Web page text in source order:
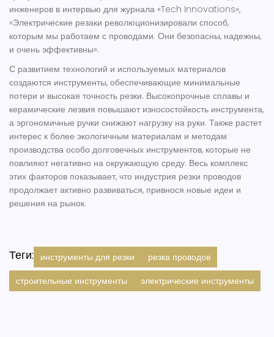
инженеров в интервью для журнала «Tech Innovations»,
«Электрические резаки революционизировали способ,
которым мы работаем с проводами. Они безопасны, надежны,
и очень эффективны».
С развитием технологий и используемых материалов
создаются инструменты, обеспечивающие минимальные
потери и высокая точность резки. Высокопрочные сплавы и
керамические лезвия повышают износостойкость инструмента,
а эргономичные ручки снижают нагрузку на руки. Также растет
интерес к более экологичным материалам и методам
производства особо долговечных инструментов, которые не
повлияют негативно на окружающую среду. Весь комплекс
этих факторов показывает, что индустрия резки проводов
продолжает активно развиваться, привнося новые идеи и
решения на рынок.
Теги: инструменты для резки
резка проводов
строительные инструменты
электрические инструменты